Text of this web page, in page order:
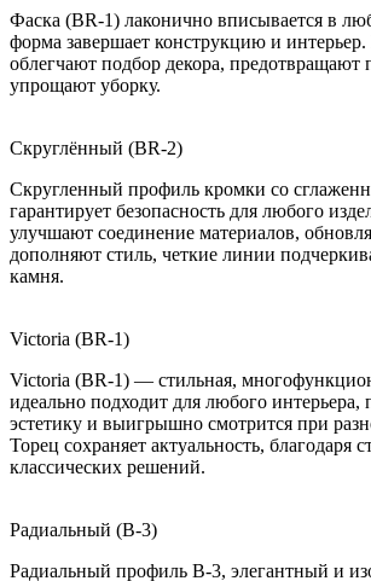
Фаска (BR-1) лаконично вписывается в
форма завершает конструкцию и
облегчают подбор декора, предотвращают
упрощают уборку.
Скруглённый (BR-2)
Скругленный профиль кромки со
гарантирует безопасность для любого
улучшают соединение материалов,
дополняют стиль, четкие линии
камня.
Victoria (BR-1)
Victoria (BR-1) — стильная,
идеально подходит для любого интерьера,
эстетику и выигрышно смотрится при
Торец сохраняет актуальность, благодаря
классических решений.
Радиальный (B-3)
Радиальный профиль B-3, элегантный и